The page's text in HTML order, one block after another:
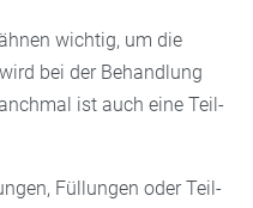
wichtig, um die
bei der Behandlung
ist auch eine Teil-
Füllungen oder Teil-